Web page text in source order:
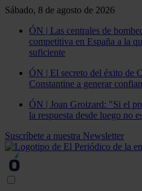
Sábado, 8 de agosto de 2026
ÓN | Las centrales de
competitiva en España a la
suficiente
ÓN | El secreto del éxito de
Constantine a generar
ÓN | Joan Groizard: "Si el
la respuesta desde luego no
Suscríbete a nuestra Newsletter